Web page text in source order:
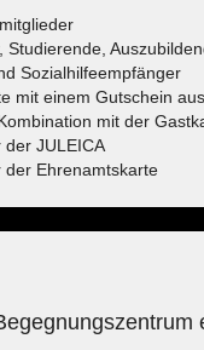
Studierende,
Sozialhilfeempfänger
mit einem Gutschein
mit der
der JULEICA
der Ehrenamtskarte